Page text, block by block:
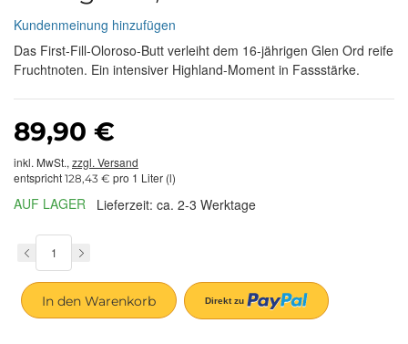
Kundenmeinung hinzufügen
Das First-Fill-Oloroso-Butt verleiht dem 16-jährigen Glen Ord reife
Fruchtnoten. Ein intensiver Highland-Moment in Fassstärke.
89,90 €
inkl. MwSt., zzgl. Versand
entspricht 128,43 € pro 1 Liter (l)
AUF LAGER Lieferzeit: ca. 2-3 Werktage
In den Warenkorb